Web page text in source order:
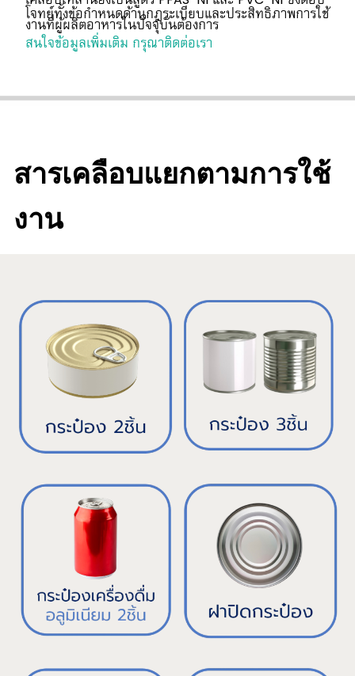
โจทย์ทั้งข้อกำหนดด้านกฎระเบียบและประสิทธิภาพการใช้
งานที่ผู้ผลิตอาหารในปัจจุบันต้องการ
สนใจข้อมูลเพิ่มเติม กรุณาติดต่อเรา
สารเคลือบแยกตามการใช้
งาน